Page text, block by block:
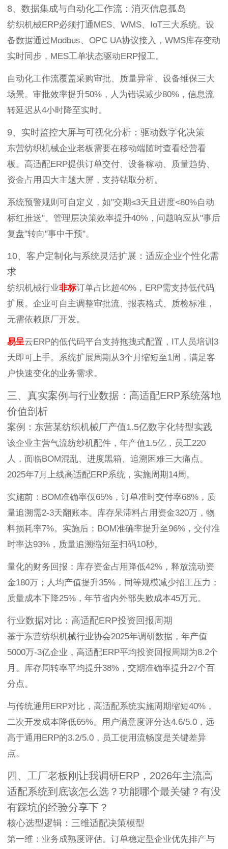
8、数据集成与自动化工作流：消灭信息孤岛
纺织机械ERP必须打通MES、WMS、IoT三大系统。设
备数据通过Modbus、OPC UA协议接入，WMS库存变动
实时同步，MES工单状态驱动ERP报工。
自动化工作流覆盖采购审批、质量异常、设备维保三大
场景。审批效率提升50%，人为错误减少80%，信息流
转延迟从4小时降至实时。
9、实时监控大屏与可视化分析：驱动数字化决策
东营纺织机械企业老板需要在移动端随时查看经营看
板。高适配ERP提供订单交付、设备稼动、质量趋势、
资金占用四大主题大屏，支持钻取分析。
系统预警规则可自定义，如"交期≤3天且进度<80%自动
标红推送"。管理层决策效率提升40%，问题响应从"事后
复盘"转向"事中干预"。
10、客户定制化与系统灵活扩展：适应企业个性化需
求
纺织机械行业非标订单占比超40%，ERP需支持低代码
扩展。企业可自主调整审批流、报表格式、质检标准，
无需依赖原厂开发。
易呈云ERP的低代码平台支持拖拽式配置，IT人员培训3
天即可上手。系统扩展周期从3个月缩短至1周，满足客
户快速变化的业务需求。
三、真实案例与行业数据：高适配ERP系统落地
价值剖析
案例：东营某纺织机械厂产值1.5亿数字化转型实践
该企业主营气流纺纱机配件，年产值1.5亿，员工220
人，面临BOM混乱、进度黑箱、追溯困难三大痛点。
2025年7月上线高适配ERP系统，实施周期14周。
实施前：BOM准确率仅65%，订单准时交付率68%，质
量追溯需2-3天翻账本。库存呆滞料占用资金320万，物
料损耗率7%。实施后：BOM准确率提升至96%，交付准
时率达93%，质量追溯缩短至扫码10秒。
量化的财务回报：库存资金占用降低42%，释放流动资
金180万；人均产值提升35%，同等规模减少招工压力；
质量成本下降25%，年节省内外部失败成本45万元。
行业数据对比：高适配ERP投资回报周期
基于东营纺织机械行业协会2025年调研数据，年产值
5000万-3亿企业，高适配ERP平均投资回报周期为8.2个
月。库存周转率平均提升38%，交期准确率提升27个百
分点。
与传统通用ERP对比，高适配系统实施周期缩短40%，
二次开发成本降低65%。用户满意度评分达4.6/5.0，远
高于通用ERP的3.2/5.0，员工使用流畅度是关键差异
点。
四、工厂老板刚让我调研ERP，2026年主流高
适配系统到底该怎么选？功能哪个最关键？有没
有踩坑的经验分享下？
核心选型逻辑：三维适配决策模型
第一维：业务成熟度评估。订单稳定型企业优先排产与